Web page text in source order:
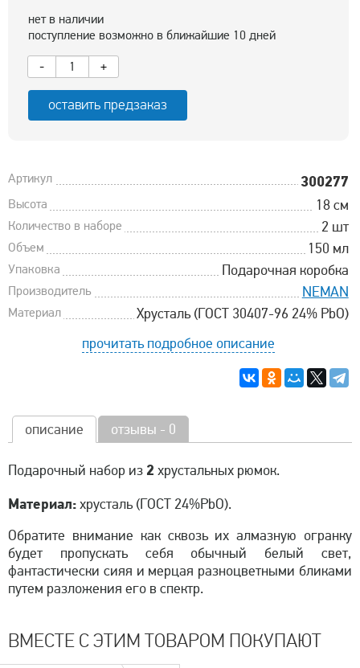
нет в наличии
поступление возможно в ближайшие 10 дней
-
+
оставить предзаказ
Артикул 300277
Высота 18 см
Количество в наборе 2 шт
Объем 150 мл
Упаковка Подарочная коробка
Производитель NEMAN
Материал
Хрусталь (ГОСТ 30407-96 24% PbO)
прочитать подробное описание
описание отзывы - 0
Подарочный набор из 2 хрустальных рюмок.
Материал:хрусталь (ГОСТ 24%PbO).
Обратите внимание как сквозь их алмазную огранку
будет пропускать себя обычный белый свет,
фантастически сияя и мерцая разноцветными бликами
путем разложения его в спектр.
ВМЕСТЕ С ЭТИМ ТОВАРОМ ПОКУПАЮТ